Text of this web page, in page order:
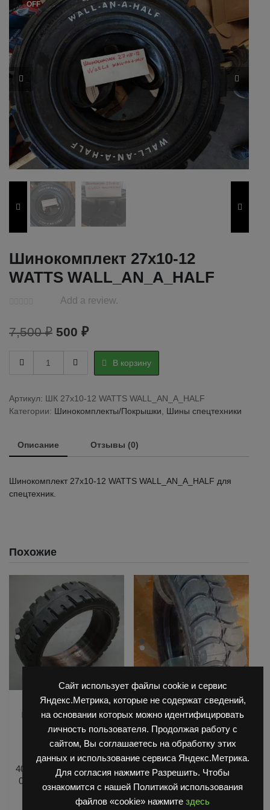
Сайт использует файлы cookie и сервис
Яндекс.Метрика, которые не содержат сведений,
на основании которых можно идентифицировать
личность пользователя. Продолжая работу с
сайтом, Вы соглашаетесь на обработку этих
данных и использование сервиса Яндекс.Метрика.
Для согласия нажмите Разрешить. Чтобы
ознакомится с нашей Политикой использования
файлов «cookie» нажмите здесь
OFF
Шинокомплект 27х10-12
WATTS WALL_AN_A_HALF
Add a review.
7,500₽ Первоначальная
цена
составляла
500 ₽Текущая
цена:
500 ₽.
27х10-
WATTS
WALL_AN_A_HALF
quantity
В корзину
Артикул: ШК 27х10-12 WATTS WALL_AN_A_HALF
Категории: Шинокомплекты/Покрышки Шины спецтехники
Описание Отзывы (0)
Шинокомплект 27х10-12 WATTS WALL_AN_A_HALF для
спецтехник.
Похожие
Запчасти Балканкар,
Погрузчик ЕВ 687,Шины
бандажные,Шины
спецтехники
ШИНА МАСИВНАЯ
405/120-305 270262 6045
02.00.00 задние ЕВ 687
колесо литое , шина
бандажная (
Запчасти ЕП 001 / ЕП 006 /
Шинокомплекты/Покрышки
Шины спецтехники
Шинокомплект 23×5 ,
6.00х13 D45S TRAYAL,
Колесо 23х5, 6.00х13 23-